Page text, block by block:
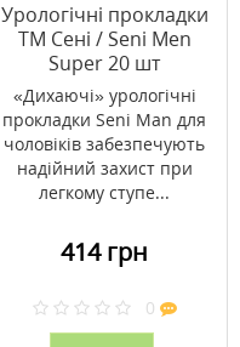
Урологічні прокладки
ТМ Сені / Seni Men
Super 20 шт
«Дихаючі» урологічні
прокладки Seni Man для
чоловіків забезпечують
надійний захист при
легкому ступе...
414 грн
0